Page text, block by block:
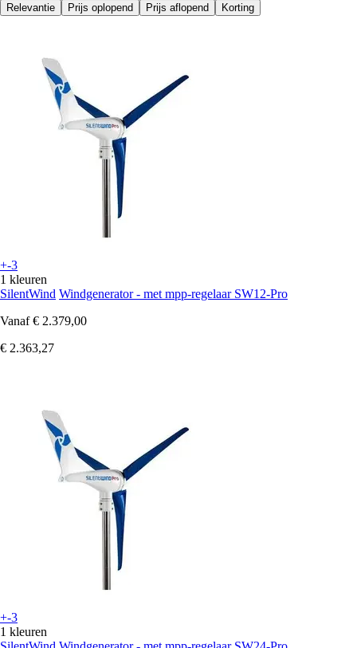
Relevantie
Prijs oplopend Prijs aflopend Korting
+-3
1 kleuren
SilentWind Windgenerator - met mpp-regelaar SW12-Pro
Vanaf € 2.379,00
€ 2.363,27
+-3
1 kleuren